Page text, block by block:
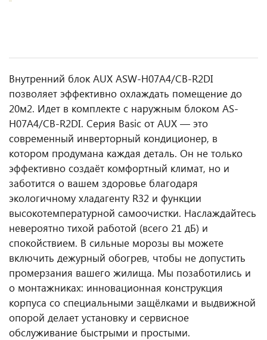
Внутренний блок AUX ASW-H07A4/CB-R2DI
позволяет эффективно охлаждать помещение до
20м2. Идет в комплекте с наружным блоком AS-
H07A4/CB-R2DI. Серия Basic от AUX — это
современный инверторный кондиционер, в
котором продумана каждая деталь. Он не только
эффективно создаёт комфортный климат, но и
заботится о вашем здоровье благодаря
экологичному хладагенту R32 и функции
высокотемпературной самоочистки. Наслаждайтесь
невероятно тихой работой (всего 21 дБ) и
спокойствием. В сильные морозы вы можете
включить дежурный обогрев, чтобы не допустить
промерзания вашего жилища. Мы позаботились и
о монтажниках: инновационная конструкция
корпуса со специальными защёлками и выдвижной
опорой делает установку и сервисное
обслуживание быстрыми и простыми.